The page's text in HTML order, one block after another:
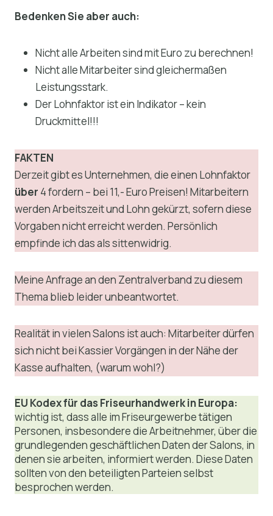
Bedenken Sie aber auch:
Nicht alle Arbeiten sind mit Euro zu berechnen!
Nicht alle Mitarbeiter sind gleichermaßen
Leistungsstark.
Der Lohnfaktor ist ein Indikator – kein
Druckmittel!!!
FAKTEN
Derzeit gibt es Unternehmen, die einen Lohnfaktor
über 4 fordern – bei 11,- Euro Preisen! Mitarbeitern
werden Arbeitszeit und Lohn gekürzt, sofern diese
Vorgaben nicht erreicht werden. Persönlich
empfinde ich das als sittenwidrig.
Meine Anfrage an den Zentralverband zu diesem
Thema blieb leider unbeantwortet.
Realität in vielen Salons ist auch: Mitarbeiter dürfen
sich nicht bei Kassier Vorgängen in der Nähe der
Kasse aufhalten, (warum wohl?)
EU Kodex für das Friseurhandwerk in Europa:
wichtig ist, dass alle im Friseurgewerbe tätigen
Personen, insbesondere die Arbeitnehmer, über die
grundlegenden geschäftlichen Daten der Salons, in
denen sie arbeiten, informiert werden. Diese Daten
sollten von den beteiligten Parteien selbst
besprochen werden.